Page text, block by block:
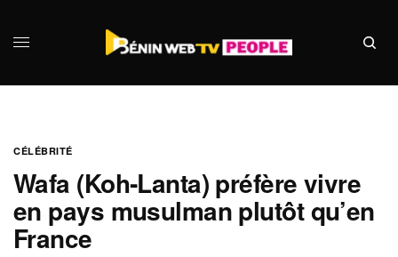
CÉLÉBRITÉ
Wafa (Koh‑Lanta) préfère vivre
en pays musulman plutôt qu’en
France